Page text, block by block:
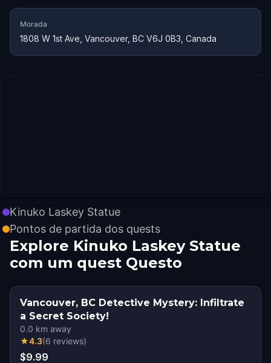
Morada
1808 W 1st Ave, Vancouver, BC V6J 0B3, Canada
Kinuko Laskey Statue
Pontos de partida dos quests
Explore Kinuko Laskey Statue
com um quest Questo
Vancouver, BC Detective Mystery: Infiltrate
a Secret Society!
0.0 km away
★4.3(6 reviews)
$9.99